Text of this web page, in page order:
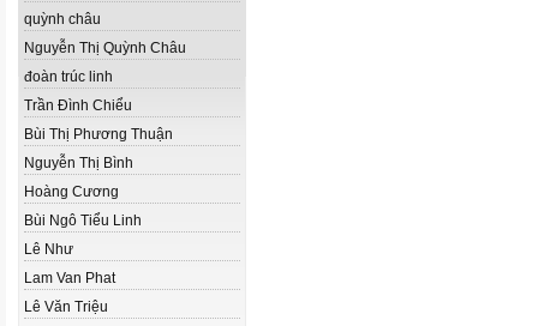
quỳnh châu
Nguyễn Thị Quỳnh Châu
đoàn trúc linh
Trần Đình Chiểu
Bùi Thị Phương Thuận
Nguyễn Thị Bình
Hoàng Cương
Bùi Ngô Tiểu Linh
Lê Như
Lam Van Phat
Lê Văn Triệu